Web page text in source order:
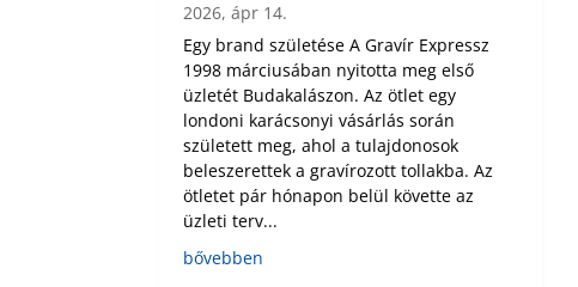
2026, ápr 14.
Egy brand születése A Gravír Expressz
1998 márciusában nyitotta meg első
üzletét Budakalászon. Az ötlet egy
londoni karácsonyi vásárlás során
született meg, ahol a tulajdonosok
beleszerettek a gravírozott tollakba. Az
ötletet pár hónapon belül követte az
üzleti terv...
bővebben